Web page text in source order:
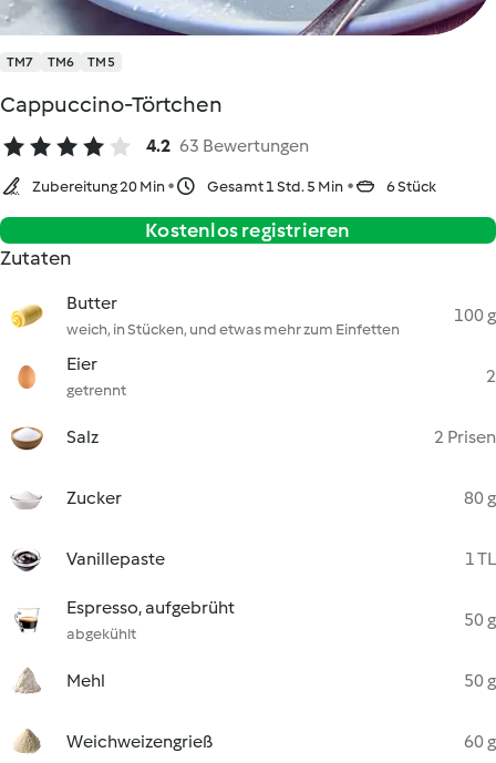
TM7 TM6 TM5
Cappuccino-Törtchen
4.2 63 Bewertungen
Zubereitung 20 Min Gesamt 1 Std. 5 Min 6 Stück
Kostenlos registrieren
Zutaten
Butter
weich, in Stücken, und etwas mehr zum Einfetten
100 g
Eier
getrennt
2
Salz 2 Prisen
Zucker 80 g
Vanillepaste 1 TL
Espresso, aufgebrüht
abgekühlt
50 g
Mehl 50 g
Weichweizengrieß 60 g